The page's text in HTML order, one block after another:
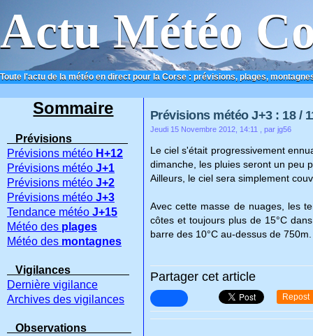
Actu Météo
Toute l'actu de la météo en direct pour la Corse : prévisions, plages,
ACCUEIL CONTACT
Prévisions météo J+3 : 18 /
Jeudi 15 Novembre 2012, 14:11 , par jg56
Le ciel s'était progressivement
dimanche, les pluies seront un peu
Ailleurs, le ciel sera simplement
Avec cette masse de nuages, les
côtes et toujours plus de 15°C
barre des 10°C au-dessus de 750m.
Partager cet article
Repost
Sommaire
Prévisions
Prévisions météo H+12
Prévisions météo J+1
Prévisions météo J+2
Prévisions météo J+3
Tendance météo J+15
Météo des plages
Météo des montagnes
Vigilances
Dernière vigilance
Archives des vigilances
Observations